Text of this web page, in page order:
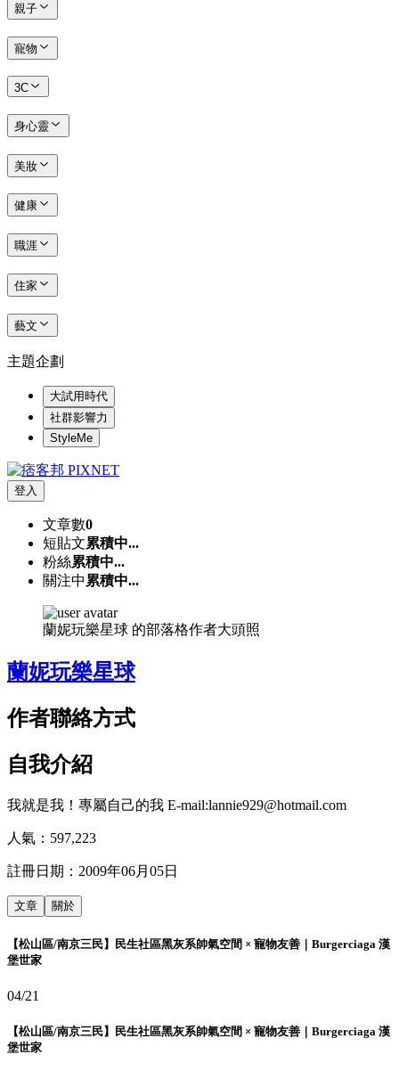
親子
寵物
3C
身心靈
美妝
健康
職涯
住家
藝文
主題企劃
大試用時代
社群影響力
StyleMe
登入
文章數0
短貼文累積中...
粉絲累積中...
關注中 累積中...
蘭妮玩樂星球 的部落格作者大頭照
蘭妮玩樂星球
作者聯絡方式
自我介紹
我就是我！專屬自己的我 E-mail:lannie929@hotmail.com
人氣： 597,223
註冊日期： 2009年06月05日
文章 關於
【松山區/南京三民】民生社區黑灰系帥氣空間 × 寵物友善｜Burgerciaga 漢
堡世家
04/21
【松山區/南京三民】民生社區黑灰系帥氣空間 × 寵物友善｜Burgerciaga 漢
堡世家